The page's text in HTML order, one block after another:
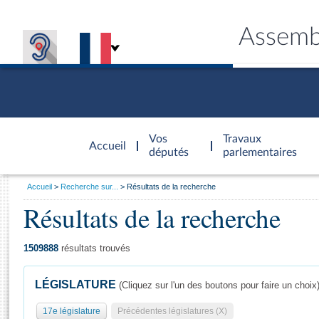
Accueil
d'accueil
Vos
députés
Travaux
parlementaires
Général
Vous
Accueil Recherche sur... Résultats de la recherche
Résultats de la recherche
1509888 résultats trouvés
LÉGISLATURE (Cliquez sur l'un des boutons pour faire un choix)
17e législature Précédentes législatures (X)